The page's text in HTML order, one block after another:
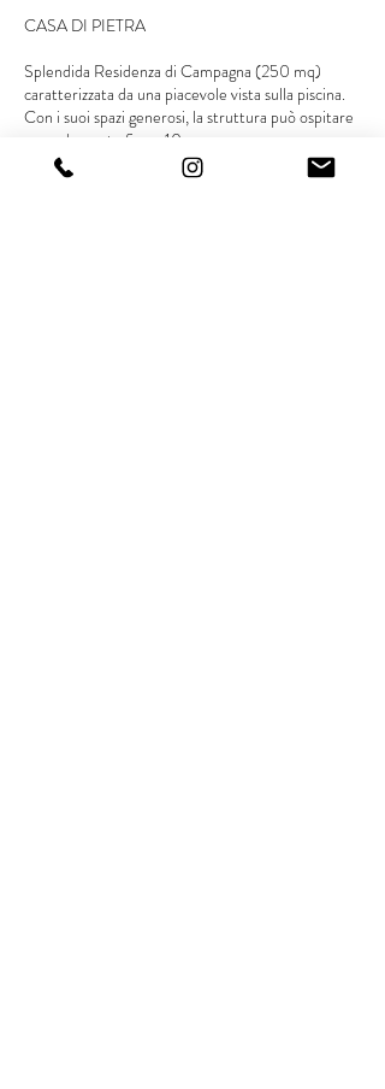
CASA DI PIETRA
Splendida Residenza di Campagna (250 mq)
caratterizzata da una piacevole vista sulla piscina.
Con i suoi spazi generosi, la struttura può ospitare
comodamente fino a 10 persone.
Distribuzione degli Interni